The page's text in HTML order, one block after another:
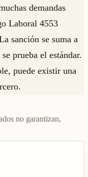
demandas
Laboral 4553
sanción se suma a
prueba el estándar.
puede existir una
no garantizan,